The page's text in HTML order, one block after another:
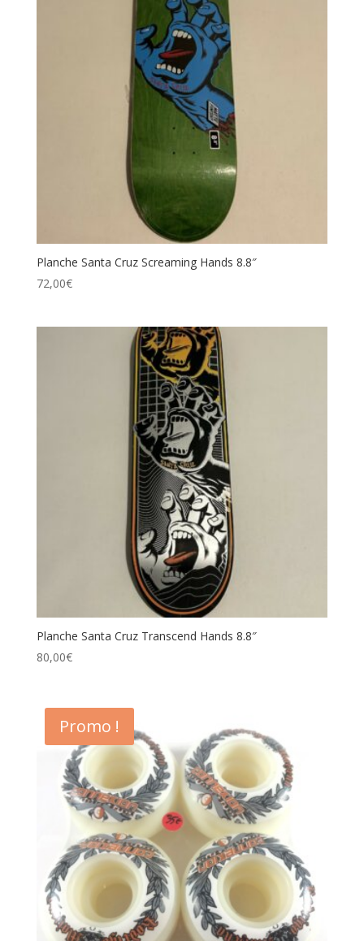
Planche Santa Cruz Screaming Hands 8.8″
72,00€
Planche Santa Cruz Transcend Hands 8.8″
80,00€
Promo !